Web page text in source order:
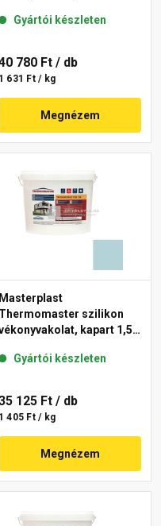
C 25 kg
Gyártói készleten
780 Ft / db
1 631 Ft / kg
Megnézem
Masterplast
Thermomaster szilikon
kapart 1,5
Gyártói készleten
125 Ft / db
1 405 Ft / kg
Megnézem